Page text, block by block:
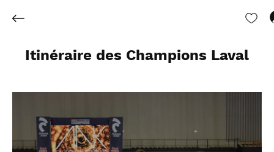
Itinéraire des Champions Laval